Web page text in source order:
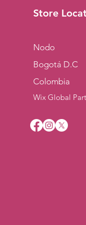
Store
Nodo
Bogotá D.C
Colombia
Wix Global